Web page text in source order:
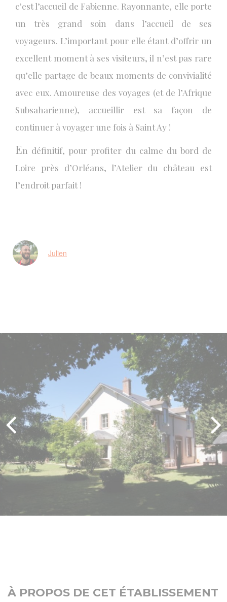
c’est l’accueil de Fabienne. Rayonnante, elle porte
un très grand soin dans l’accueil de ses
voyageurs. L’important pour elle étant d’offrir un
excellent moment à ses visiteurs, il n’est pas rare
qu’elle partage de beaux moments de convivialité
avec eux. Amoureuse des voyages (et de l’Afrique
Subsaharienne), accueillir est sa façon de
continuer à voyager une fois à Saint Ay !
En définitif, pour profiter du calme du bord de
Loire près d’Orléans, l’Atelier du château est
l’endroit parfait !
Julien
À PROPOS DE CET ÉTABLISSEMENT